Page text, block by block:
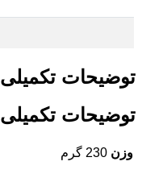
توضیحات تکمیلی
توضیحات تکمیلی
وزن 230 گرم